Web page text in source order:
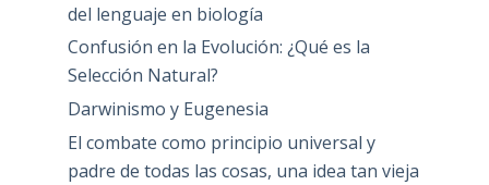
del lenguaje en biología
Confusión en la Evolución: ¿Qué es la
Selección Natural?
Darwinismo y Eugenesia
El combate como principio universal y
padre de todas las cosas, una idea tan vieja